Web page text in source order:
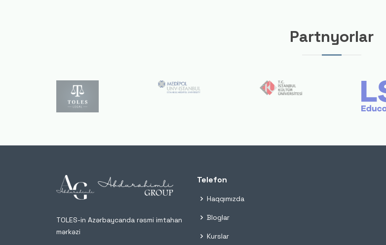
Partnyorlar
TOLES-in Azərbaycanda rəsmi imtahan
mərkəzi
Telefon
Haqqımızda
Bloglar
Kurslar